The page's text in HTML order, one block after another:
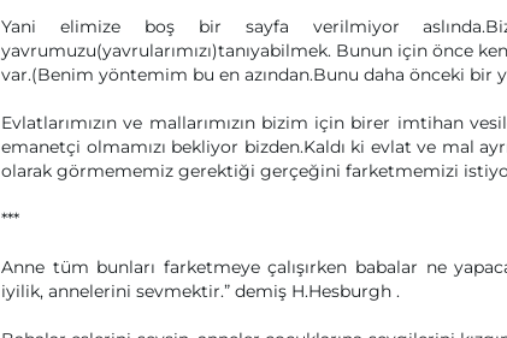
Yani elimize boş bir sayfa verilmiyor
yavrumuzu(yavrularımızı)tanıyabilmek. Bunun için önce
var.(Benim yöntemim bu en azından.Bunu daha önceki bir
Evlatlarımızın ve mallarımızın bizim için birer imtihan
emanetçi olmamızı bekliyor bizden.Kaldı ki evlat ve mal
olarak görmememiz gerektiği gerçeğini farketmemizi
***
Anne tüm bunları farketmeye çalışırken babalar ne
iyilik, annelerini sevmektir.” demiş H.Hesburgh .